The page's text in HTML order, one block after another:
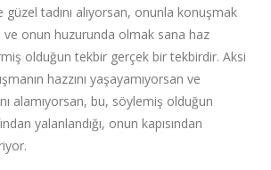
güzel tadını alıyorsan, onunla konuşmak
ve onun huzurunda olmak sana haz
olduğun tekbir gerçek bir tekbirdir. Aksi
hazzını yaşayamıyorsan ve
alamıyorsan, bu, söylemiş olduğun
yalanlandığı, onun kapısından